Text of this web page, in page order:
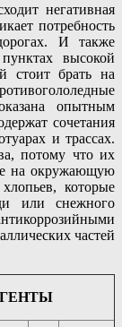
негативная
потребность
И также
высокой
стоит брать на
опытным
сочетания
и трассах.
потому что их
на окружающую
которые
или снежного
частей